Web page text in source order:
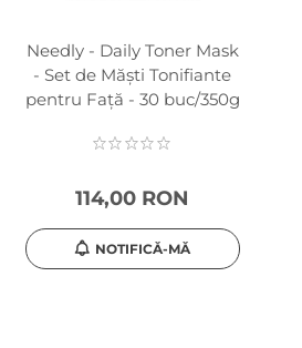
Needly - Daily Toner Mask
- Set de Măști Tonifiante
pentru Față - 30 buc/350g
114,00 RON
NOTIFICĂ-MĂ